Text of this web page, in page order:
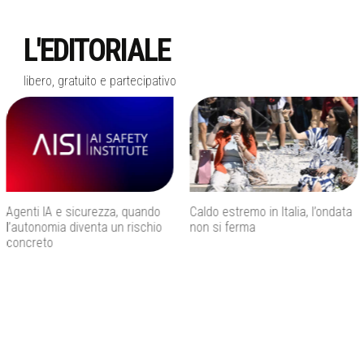
L'EDITORIALE
libero, gratuito e partecipativo
Agenti IA e sicurezza, quando
l’autonomia diventa un rischio
concreto
Caldo estremo in Italia, l’ondata
non si ferma